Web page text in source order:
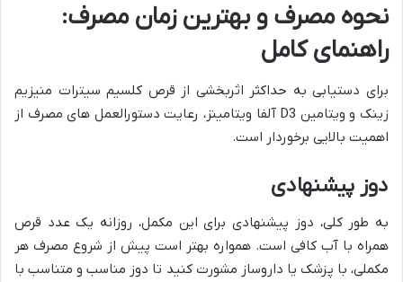
نحوه مصرف و بهترین زمان مصرف:
راهنمای کامل
برای دستیابی به حداکثر اثربخشی از قرص کلسیم سیترات منیزیم
زینک و ویتامین D3 آلفا ویتامینز، رعایت دستورالعمل های مصرف از
اهمیت بالایی برخوردار است.
دوز پیشنهادی
به طور کلی، دوز پیشنهادی برای این مکمل، روزانه یک عدد قرص
همراه با آب کافی است. همواره بهتر است پیش از شروع مصرف هر
مکملی، با پزشک یا داروساز مشورت کنید تا دوز مناسب و متناسب با